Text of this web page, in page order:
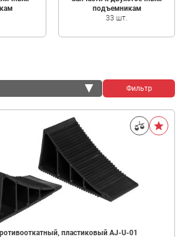
подъемникам
33 шт.
Фильтр
пластиковый AJ-U-01